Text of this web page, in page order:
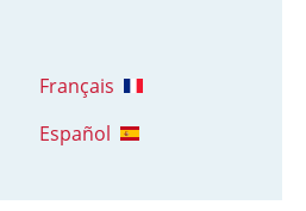
Français
Español